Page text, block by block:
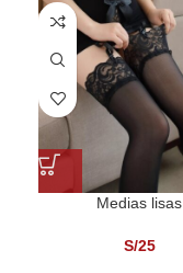
Medias lisas
S/25